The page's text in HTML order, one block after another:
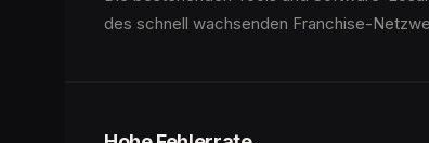
des schnell wachsenden Franchise-